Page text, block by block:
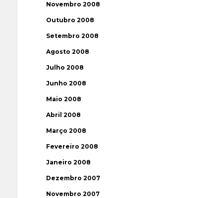
Novembro 2008
Outubro 2008
Setembro 2008
Agosto 2008
Julho 2008
Junho 2008
Maio 2008
Abril 2008
Março 2008
Fevereiro 2008
Janeiro 2008
Dezembro 2007
Novembro 2007